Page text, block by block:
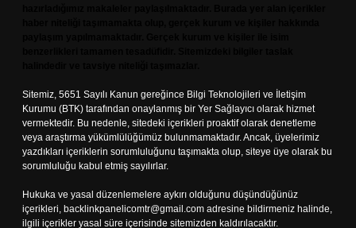
Sitemiz, 5651 Sayılı Kanun gereğince Bilgi Teknolojileri ve İletişim
Kurumu (BTK) tarafından onaylanmış bir Yer Sağlayıcı olarak hizmet
vermektedir. Bu nedenle, sitedeki içerikleri proaktif olarak denetleme
veya araştırma yükümlülüğümüz bulunmamaktadır. Ancak, üyelerimiz
yazdıkları içeriklerin sorumluluğunu taşımakta olup, siteye üye olarak bu
sorumluluğu kabul etmiş sayılırlar.
Hukuka ve yasal düzenlemelere aykırı olduğunu düşündüğünüz
içerikleri, backlinkpanelicomtr@gmail.com adresine bildirmeniz halinde,
ilgili içerikler yasal süre içerisinde sitemizden kaldırılacaktır.